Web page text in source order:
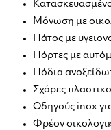
Μόνωση με
Πάτος με
Πόρτες με
Πόδια
Σχάρες
Οδηγούς inox
Φρέον